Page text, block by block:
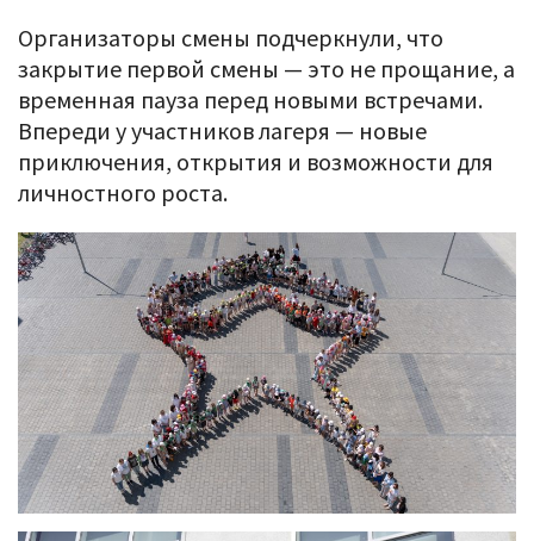
Организаторы смены подчеркнули, что
закрытие первой смены — это не прощание, а
временная пауза перед новыми встречами.
Впереди у участников лагеря — новые
приключения, открытия и возможности для
личностного роста.